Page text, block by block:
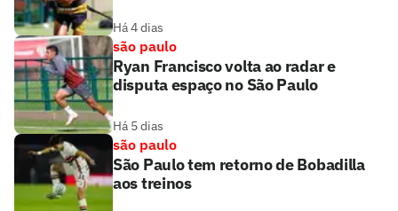
Há 4 dias
são paulo
Ryan Francisco volta ao radar e
disputa espaço no São Paulo
Há 5 dias
são paulo
São Paulo tem retorno de Bobadilla
aos treinos